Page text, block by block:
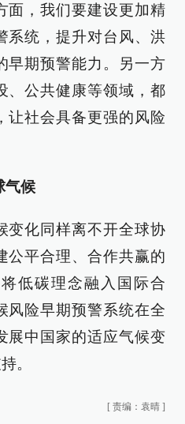
面，我们要建设更加精
系统，提升对台风、洪
早期预警能力。另一方
、公共健康等领域，都
让社会具备更强的风险
气候
变化同样离不开全球协
公平合理、合作共赢的
低碳理念融入国际合
风险早期预警系统在全
展中国家的适应气候变
。
[ 责编：袁晴 ]